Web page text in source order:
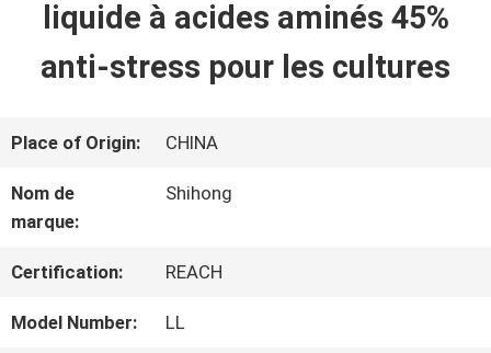
VIDÉOS
SUJET
DE
NOUS
liquide à acides aminés 45%
anti-stress pour les cultures
Place of Origin: CHINA
Nom de
marque:
Shihong
Certification: REACH
Model Number: LL